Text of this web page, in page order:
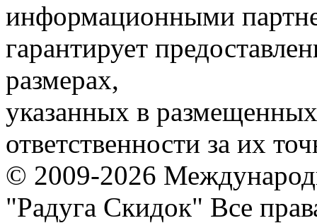
информационными
гарантирует
размерах,
указанных в
ответственности за их
© 2009-2026
"Радуга Скидок" Все